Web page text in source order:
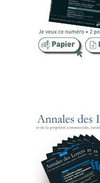
Construction
Copropriété
Domaine
Fiscalité